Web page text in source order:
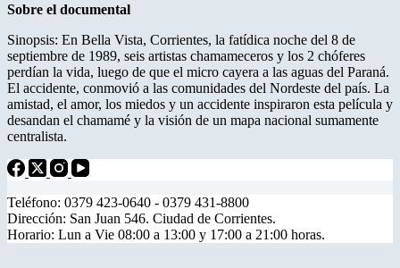
Sobre el documental
Sinopsis: En Bella Vista, Corrientes, la fatídica noche del 8 de
septiembre de 1989, seis artistas chamameceros y los 2 chóferes
perdían la vida, luego de que el micro cayera a las aguas del Paraná.
El accidente, conmovió a las comunidades del Nordeste del país. La
amistad, el amor, los miedos y un accidente inspiraron esta película y
desandan el chamamé y la visión de un mapa nacional sumamente
centralista.
Teléfono: 0379 423-0640 - 0379 431-8800
Dirección: San Juan 546. Ciudad de Corrientes.
Horario: Lun a Vie 08:00 a 13:00 y 17:00 a 21:00 horas.